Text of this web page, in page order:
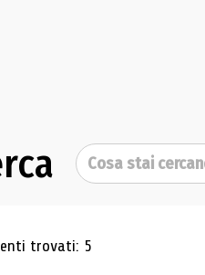
Cerca
di
trovati: 5